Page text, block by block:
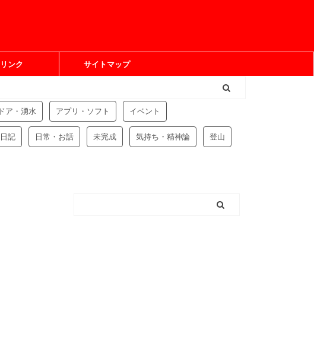
リンク サイトマップ
ア・湧水 アプリ・ソフト イベント
記 日常・お話 未完成 気持ち・精神論 登山